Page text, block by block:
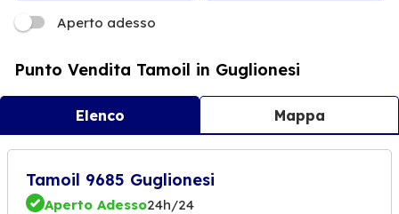
Aperto adesso
Punto Vendita Tamoil in Guglionesi
Elenco Mappa
Tamoil 9685 Guglionesi
Aperto Adesso24h/24